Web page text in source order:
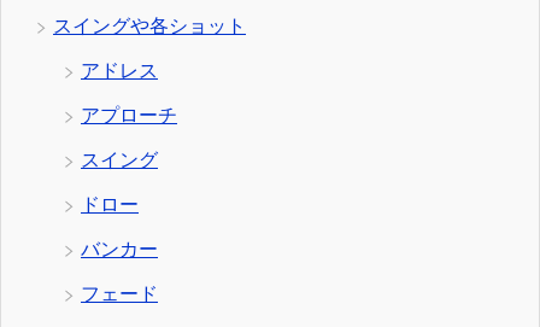
スイングや各ショット
アドレス
アプローチ
スイング
ドロー
バンカー
フェード